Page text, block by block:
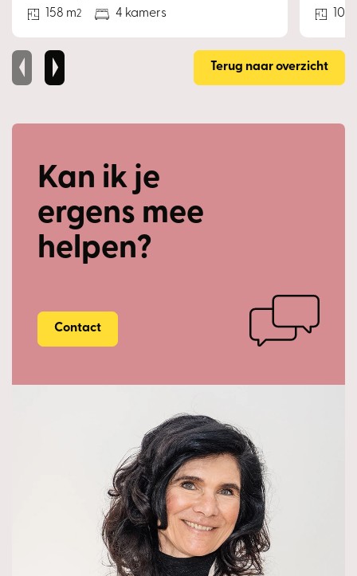
158 m2 4 kamers
102
Terug naar overzicht
Kan ik je
ergens mee
helpen?
Contact